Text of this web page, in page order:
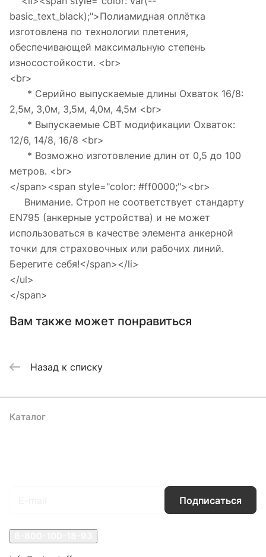
basic_text_black);">Полиамидная оплётка
изготовлена по технологии плетения,
обеспечивающей максимальную степень
износостойкости. <br>
<br>
* Серийно выпускаемые длины Охваток 16/8:
2,5м, 3,0м, 3,5м, 4,0м, 4,5м <br>
* Выпускаемые СВТ модификации Охваток:
12/6, 14/8, 16/8 <br>
* Возможно изготовление длин от 0,5 до 100
метров. <br>
</span><span style="color: #ff0000;"><br>
Внимание. Строп не соответствует стандарту
EN795 (анкерные устройства) и не может
использоваться в качестве элемента анкерной
точки для страховочных или рабочих линий.
Берегите себя!</span></li>
</ul>
</span>
Вам также может понравиться
Назад к списку
Каталог
Подписаться